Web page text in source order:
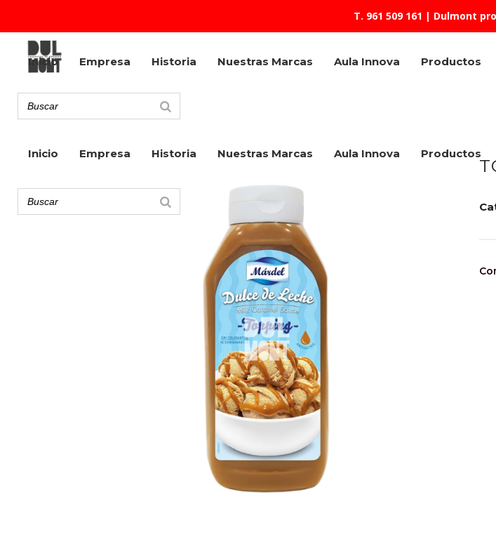
T. 961 509 161 | Dulmont
Inicio Empresa Historia Nuestras Marcas Aula Innova Productos
Inicio Empresa Historia Nuestras Marcas Aula Innova Productos